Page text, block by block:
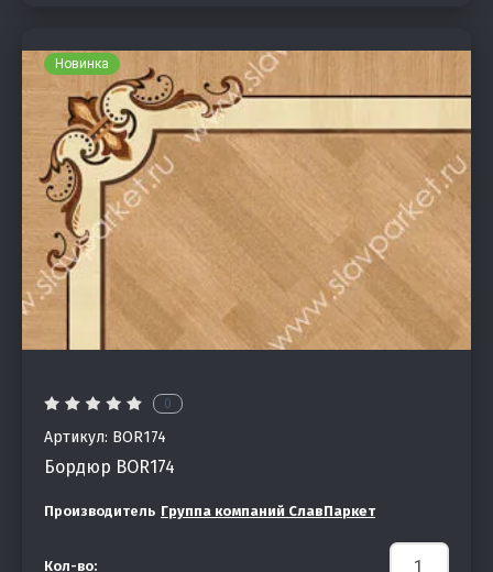
Новинка
0
Артикул: BOR174
Бордюр BOR174
Производитель Группа компаний СлавПаркет
Кол-во: